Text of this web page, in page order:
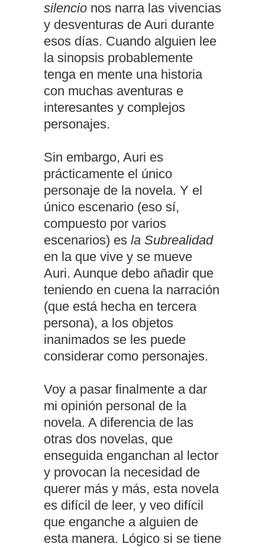
silencio nos narra las vivencias
y desventuras de Auri durante
esos días. Cuando alguien lee
la sinopsis probablemente
tenga en mente una historia
con muchas aventuras e
interesantes y complejos
personajes.
Sin embargo, Auri es
prácticamente el único
personaje de la novela. Y el
único escenario (eso sí,
compuesto por varios
escenarios) es la Subrealidad
en la que vive y se mueve
Auri. Aunque debo añadir que
teniendo en cuena la narración
(que está hecha en tercera
persona), a los objetos
inanimados se les puede
considerar como personajes.
Voy a pasar finalmente a dar
mi opinión personal de la
novela. A diferencia de las
otras dos novelas, que
enseguida enganchan al lector
y provocan la necesidad de
querer más y más, esta novela
es difícil de leer, y veo difícil
que enganche a alguien de
esta manera. Lógico si se tiene